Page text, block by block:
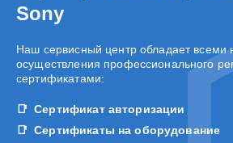
Sony
Наш сервисный центр обладает
осуществления профессионального
сертификатами:
Сертификат авторизации
Сертификаты на оборудование